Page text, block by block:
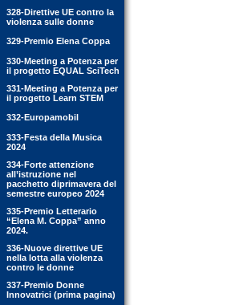
328-Direttive UE contro la
violenza sulle donne
329-Premio Elena Coppa
330-Meeting a Potenza per
il progetto EQUAL SciTech
331-Meeting a Potenza per
il progetto Learn STEM
332-Europamobil
333-Festa della Musica
2024
334-Forte attenzione
all’istruzione nel
pacchetto diprimavera del
semestre europeo 2024
335-Premio Letterario
“Elena M. Coppa” anno
2024.
336-Nuove direttive UE
nella lotta alla violenza
contro le donne
337-Premio Donne
Innovatrici (prima pagina)